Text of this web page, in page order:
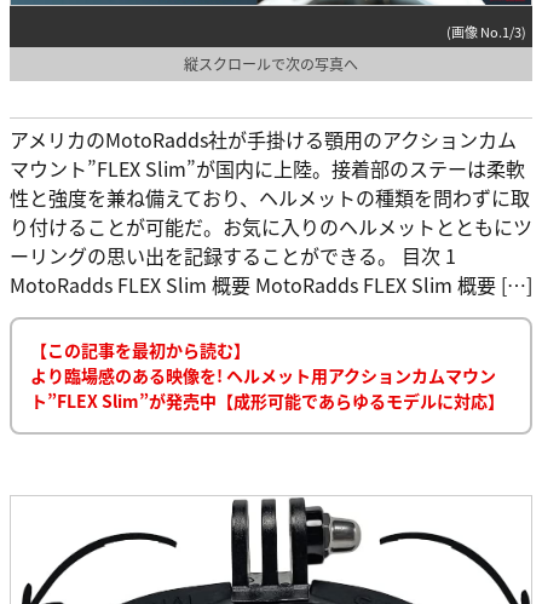
(画像 No.1/3)
縦スクロールで次の写真へ
アメリカのMotoRadds社が手掛ける顎用のアクションカム
マウント”FLEX Slim”が国内に上陸。接着部のステーは柔軟
性と強度を兼ね備えており、ヘルメットの種類を問わずに取
り付けることが可能だ。お気に入りのヘルメットとともにツ
ーリングの思い出を記録することができる。 目次 1
MotoRadds FLEX Slim 概要 MotoRadds FLEX Slim 概要 […]
【この記事を最初から読む】
より臨場感のある映像を! ヘルメット用アクションカムマウン
ト”FLEX Slim”が発売中【成形可能であらゆるモデルに対応】